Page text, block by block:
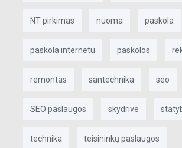
NT pirkimas nuoma paskola
paskola internetu paskolos
remontas santechnika seo
SEO paslaugos skydrive
technika teisininkų paslaugos